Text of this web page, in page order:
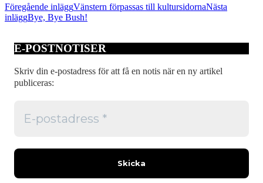
Inläggsnavigering
Föregående inläggVänstern förpassas till kultursidornaNästa
inläggBye, Bye Bush!
E-POSTNOTISER
Skriv din e-postadress för att få en notis när en ny artikel
publiceras: